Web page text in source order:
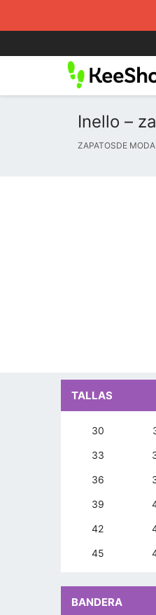
Inello –
ZAPATOSDE MODA
TALLAS
30
33
36
39
42
45
BANDERA